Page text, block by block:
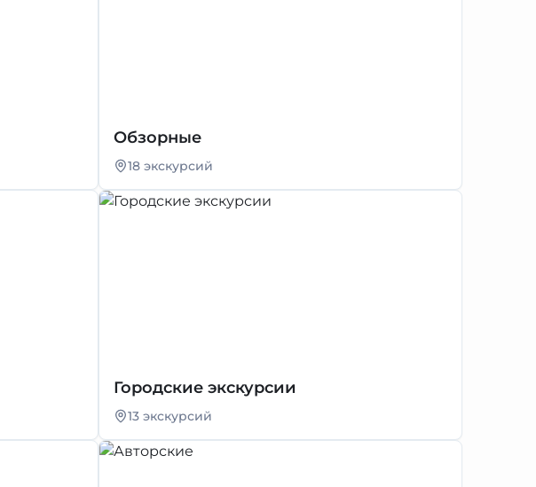
Обзорные
18 экскурсий
Городские экскурсии
13 экскурсий